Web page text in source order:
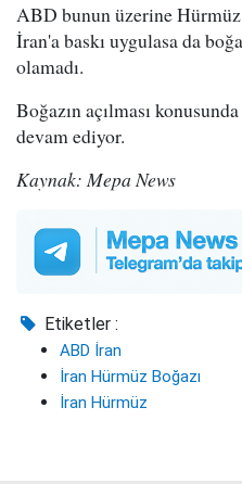
ABD bunun üzerine Hürmüz
İran'a baskı uygulasa da
olamadı.
Boğazın açılması
devam ediyor.
Kaynak: Mepa News
Etiketler :
ABD İran
İran Hürmüz Boğazı
İran Hürmüz